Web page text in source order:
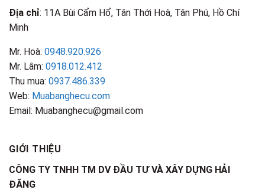
Địa chỉ: 11A Bùi Cẩm Hổ, Tân Thới Hoà, Tân Phú, Hồ Chí
Minh
Mr. Hoà: 0948.920.926
Mr. Lâm: 0918.012.412
Thu mua: 0937.486.339
Web: Muabanghecu.com
Email: Muabanghecu@gmail.com
GIỚI THIỆU
CÔNG TY TNHH TM DV ĐẦU TƯ VÀ XÂY DỰNG HẢI
ĐĂNG